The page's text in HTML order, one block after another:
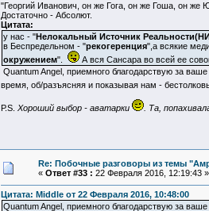
"Георгий Иванович, он же Гога, он же Гоша, он
Достаточно - Абсолют.
Цитата:
у нас - "Нелокальный Источник
в Беспредельном - "рекогеренция",а всякие
окружением".
А вся Сансара во всей ее
Quantum Angel, приемного благодарствую за
время, об/разъясняя и показывая нам -
Р.S. Хороший выбор - аватарки . Та,
Re: Побочные разговоры из темы
« Ответ #33 : 22 Февраля 2016, 12:19:43 »
Цитата: Middle от 22 Февраля 2016, 10:48:00
Quantum Angel, приемного благодарствую за